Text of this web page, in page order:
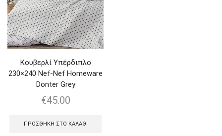
Κουβερλί Υπέρδιπλο
230×240 Nef-Nef Homeware
Donter Grey
€45.00
ΠΡΟΣΘΉΚΗ ΣΤΟ ΚΑΛΆΘΙ